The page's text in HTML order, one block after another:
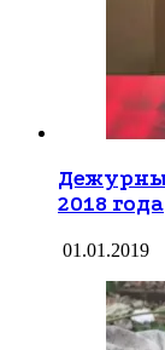
2018 года
01.01.2019